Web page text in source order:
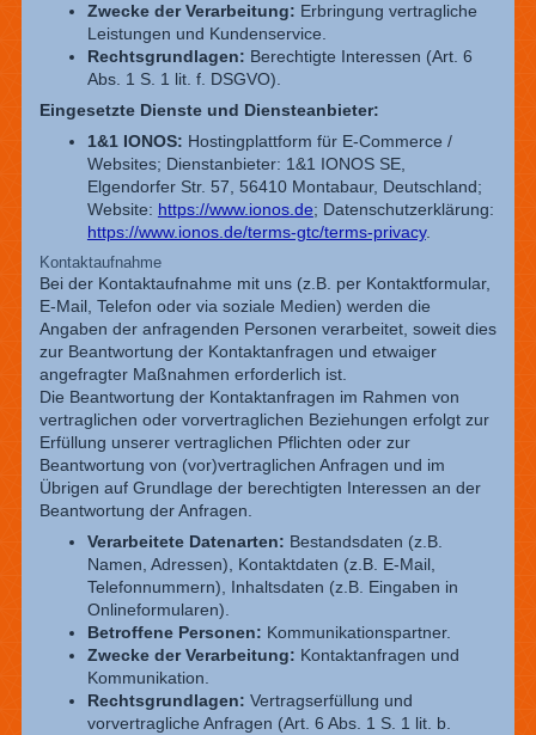
Zwecke der Verarbeitung: Erbringung vertragliche
Leistungen und Kundenservice.
Rechtsgrundlagen: Berechtigte Interessen (Art. 6
Abs. 1 S. 1 lit. f. DSGVO).
Eingesetzte Dienste und Diensteanbieter:
1&1 IONOS: Hostingplattform für E-Commerce /
Websites; Dienstanbieter: 1&1 IONOS SE,
Elgendorfer Str. 57, 56410 Montabaur, Deutschland;
Website: https://www.ionos.de; Datenschutzerklärung:
https://www.ionos.de/terms-gtc/terms-privacy.
Kontaktaufnahme
Bei der Kontaktaufnahme mit uns (z.B. per Kontaktformular,
E-Mail, Telefon oder via soziale Medien) werden die
Angaben der anfragenden Personen verarbeitet, soweit dies
zur Beantwortung der Kontaktanfragen und etwaiger
angefragter Maßnahmen erforderlich ist.
Die Beantwortung der Kontaktanfragen im Rahmen von
vertraglichen oder vorvertraglichen Beziehungen erfolgt zur
Erfüllung unserer vertraglichen Pflichten oder zur
Beantwortung von (vor)vertraglichen Anfragen und im
Übrigen auf Grundlage der berechtigten Interessen an der
Beantwortung der Anfragen.
Verarbeitete Datenarten: Bestandsdaten (z.B.
Namen, Adressen), Kontaktdaten (z.B. E-Mail,
Telefonnummern), Inhaltsdaten (z.B. Eingaben in
Onlineformularen).
Betroffene Personen: Kommunikationspartner.
Zwecke der Verarbeitung: Kontaktanfragen und
Kommunikation.
Rechtsgrundlagen: Vertragserfüllung und
vorvertragliche Anfragen (Art. 6 Abs. 1 S. 1 lit. b.